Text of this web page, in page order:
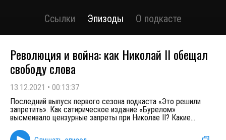
Ссылки Эпизоды О подкасте
Революция и война: как Николай II обещал
свободу слова
13.12.2021 • 00:13:37
Последний выпуск первого сезона подкаста «Это решили
запретить». Как сатирическое издание «Бурелом»
высмеивало цензурные запреты при Николае II? Какие...